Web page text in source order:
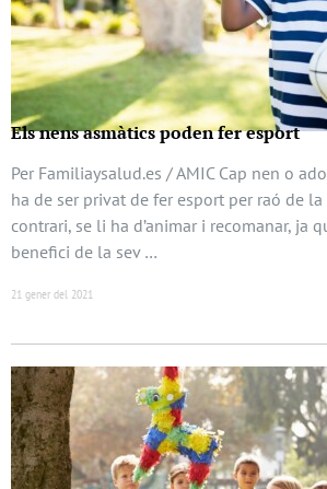
Els nens asmàtics poden fer esport
Per Familiaysalud.es / AMIC Cap nen o
ha de ser privat de fer esport per raó de
contrari, se li ha d’animar i recomanar, ja
benefici de la sev …
21 gener del 2021